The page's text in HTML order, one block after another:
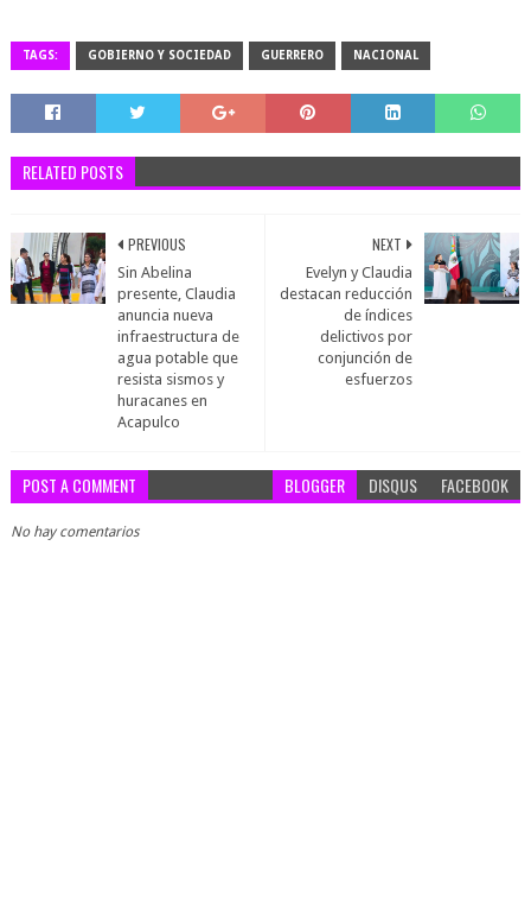
TAGS: GOBIERNO Y SOCIEDAD GUERRERO NACIONAL
RELATED POSTS
NEXT
Evelyn y Claudia
destacan reducción
de índices
delictivos por
conjunción de
esfuerzos
PREVIOUS
Sin Abelina
presente, Claudia
anuncia nueva
infraestructura de
agua potable que
resista sismos y
huracanes en
Acapulco
POST A COMMENT BLOGGER DISQUS FACEBOOK
No hay comentarios